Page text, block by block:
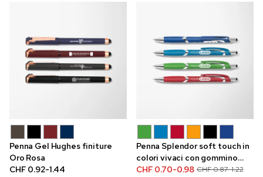
Penna Gel Hughes finiture
Oro Rosa
CHF 0.92-1.44
Penna Splendor soft touch in
colori vivaci con gommino
touchscreen
CHF 0.70-0.98 CHF 0.87-1.22